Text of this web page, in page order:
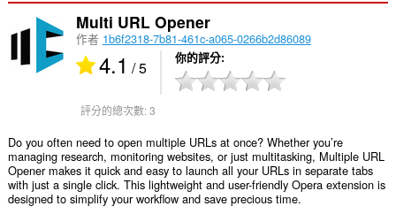
Multi URL Opener
作者 1b6f2318-7b81-461c-a065-0266b2d86089
4.1 / 5 你的評分
評分的總次數:3
Do you often need to open multiple URLs at once? Whether you’re
managing research, monitoring websites, or just multitasking, Multiple URL
Opener makes it quick and easy to launch all your URLs in separate tabs
with just a single click. This lightweight and user-friendly Opera extension is
designed to simplify your workflow and save precious time.